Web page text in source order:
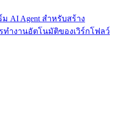
AI Agent สำหรับสร้าง
รทำงานอัตโนมัติของเวิร์กโฟลว์